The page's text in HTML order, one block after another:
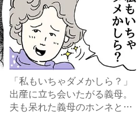
「私もいちゃダメかしら？」
出産に立ち会いたがる義母。
夫も呆れた義母のホンネと